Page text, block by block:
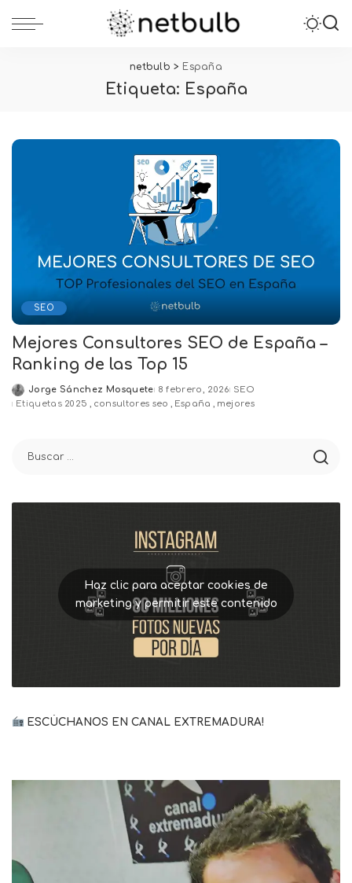
netbulb > España
Etiqueta: España
SEO
Mejores Consultores SEO de España –
Ranking de las Top 15
Posted
by
Jorge Sánchez Mosquete 8 febrero, 2026 SEO
Etiquetas 2025 consultores seo España mejores
Haz clic para aceptar cookies de
marketing y permitir este contenido
ESCÚCHANOS EN CANAL EXTREMADURA!